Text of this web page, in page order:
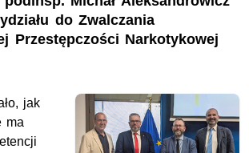
do Zwalczania
Przestępczości Narkotykowej
jak
ma